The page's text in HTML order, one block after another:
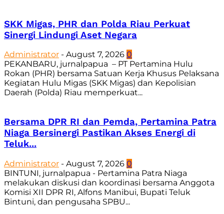
SKK Migas, PHR dan Polda Riau Perkuat
Sinergi Lindungi Aset Negara
Administrator - August 7, 2026 0
PEKANBARU, jurnalpapua – PT Pertamina Hulu
Rokan (PHR) bersama Satuan Kerja Khusus Pelaksana
Kegiatan Hulu Migas (SKK Migas) dan Kepolisian
Daerah (Polda) Riau memperkuat...
Bersama DPR RI dan Pemda, Pertamina Patra
Niaga Bersinergi Pastikan Akses Energi di
Teluk...
Administrator - August 7, 2026 0
BINTUNI, jurnalpapua - Pertamina Patra Niaga
melakukan diskusi dan koordinasi bersama Anggota
Komisi XII DPR RI, Alfons Manibui, Bupati Teluk
Bintuni, dan pengusaha SPBU...